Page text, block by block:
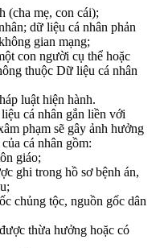
mẹ, con cái);
dữ liệu cá nhân phản
gian mạng;
con người cụ thể hoặc
thuộc Dữ liệu cá nhân
luật hiện hành.
cá nhân gắn liền với
phạm sẽ gây ảnh hưởng
cá nhân gồm:
giáo;
ghi trong hồ sơ bệnh án,
chủng tộc, nguồn gốc dân
thừa hưởng hoặc có